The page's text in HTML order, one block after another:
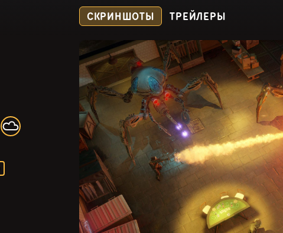
СКРИНШОТЫ ТРЕЙЛЕРЫ